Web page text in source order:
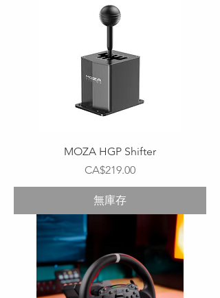
MOZA HGP Shifter
價格
CA$219.00
無庫存